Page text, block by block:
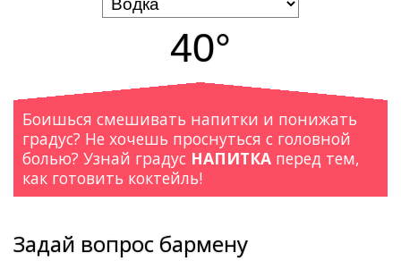
40°
Боишься смешивать напитки и понижать
градус? Не хочешь проснуться с головной
болью? Узнай градус НАПИТКА перед тем,
как готовить коктейль!
Задай вопрос бармену